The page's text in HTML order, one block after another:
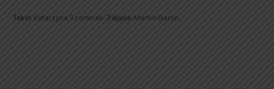
Tekst: Katarzyna Szataniak. Zdjęcia: Marcin Baran.